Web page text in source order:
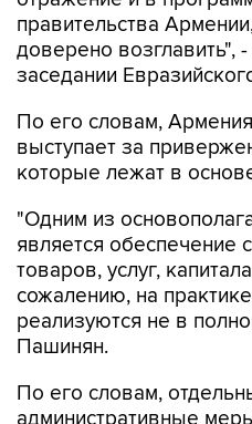
правительства
доверено возглавить",
заседании
По его словам,
выступает за
которые лежат в
"Одним из
является обеспечение
товаров, услуг,
сожалению, на
реализуются не в
Пашинян.
По его словам,